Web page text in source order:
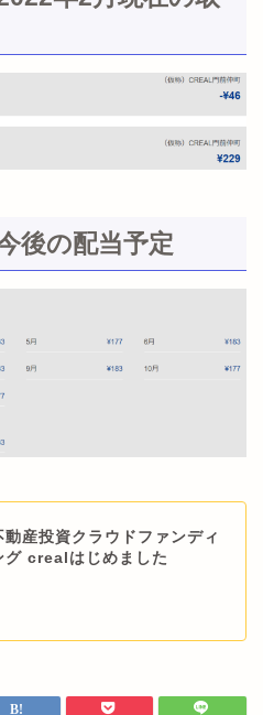
後の配当予定
動産投資クラウドファンディ
グ crealはじめました